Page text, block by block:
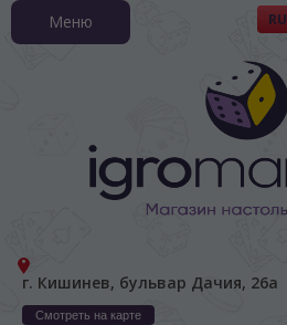
RU
г. Кишинев, бульвар Дачия, 26а
Смотреть на карте
Меню